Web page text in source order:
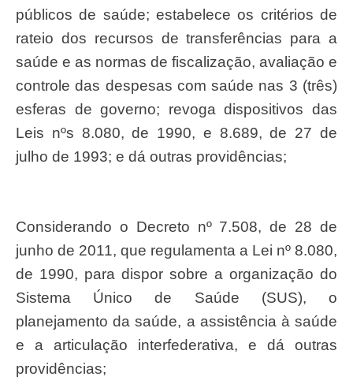
públicos de saúde; estabelece os critérios de
rateio dos recursos de transferências para a
saúde e as normas de fiscalização, avaliação e
controle das despesas com saúde nas 3 (três)
esferas de governo; revoga dispositivos das
Leis nºs 8.080, de 1990, e 8.689, de 27 de
julho de 1993; e dá outras providências;
Considerando o Decreto nº 7.508, de 28 de
junho de 2011, que regulamenta a Lei nº 8.080,
de 1990, para dispor sobre a organização do
Sistema Único de Saúde (SUS), o
planejamento da saúde, a assistência à saúde
e a articulação interfederativa, e dá outras
providências;